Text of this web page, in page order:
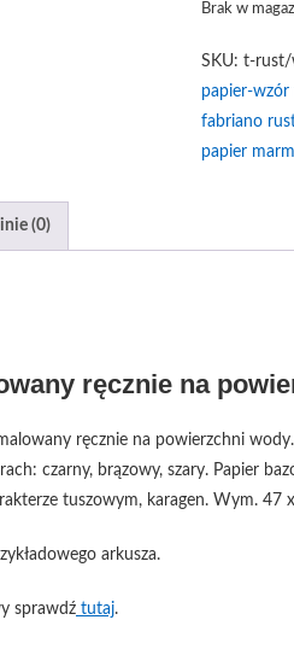
Brak w
SKU: t-
papier-wzór
fabriano
papier
(0)
ręcznie na
ręcznie na powierzchni
czarny, brązowy, szary. Papier
tuszowym, karagen. Wym. 47
arkusza.
sprawdź tutaj.